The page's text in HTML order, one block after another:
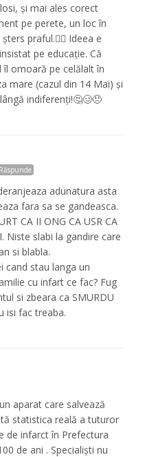
și mai ales corect
pe perete, un loc în
praful.😵‍💫 Ideea e
pe educație. Că
îl omoară pe celălalt în
mare (cazul din 14 Mai) și
indiferenți!🤔🥴😠
Răspunde
adunatura asta
fara sa se gandeasca.
CA II ONG CA USR CA
Niste slabi la gandire care
si blabla.
cand stau langa un
cu infart ce fac? Fug
si zbeara ca SMURDU
isi fac treaba.
aparat care salvează
statistica reală a tuturor
de infarct în Prefectura
de ani . Specialiști nu